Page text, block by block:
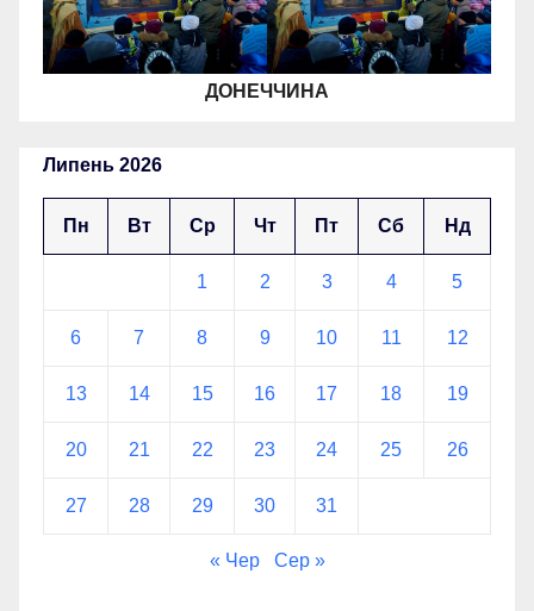
ДОНЕЧЧИНА
Липень 2026
Пн Вт Ср Чт Пт Сб Нд
1 2 3 4 5
6 7 8 9 10 11 12
13 14 15 16 17 18 19
20 21 22 23 24 25 26
27 28 29 30 31
« Чер Сер »